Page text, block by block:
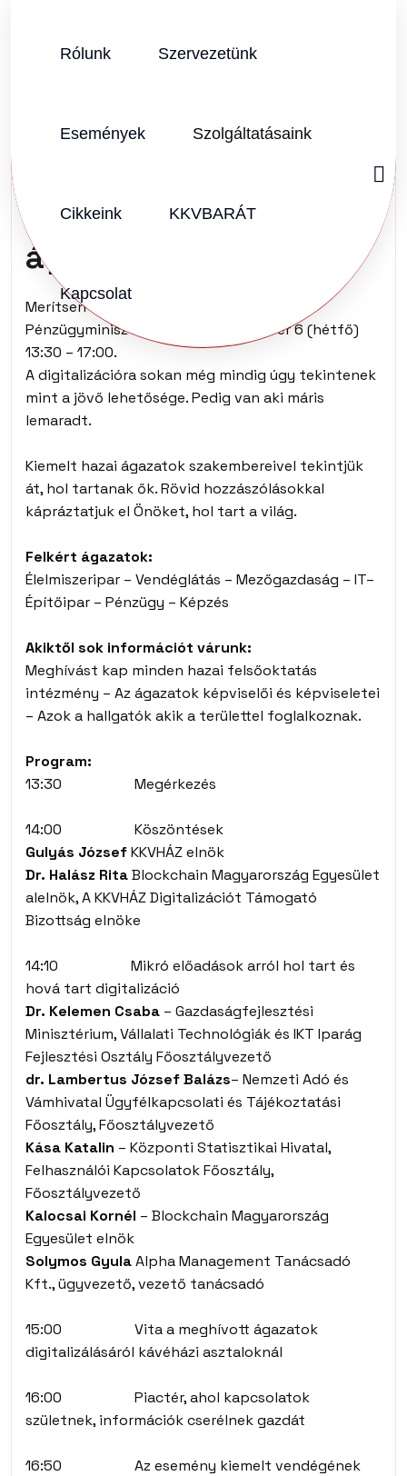
Rólunk Szervezetünk
Események Szolgáltatásaink
Cikkeink KKVBARÁT
Kapcsolat
2023.10.12. Vélemény (2)
digitalizációt egyes
ágazatok?
Merítsen ötleteket, és csodálkozzon!
Pénzügyminisztérium 2023. november 6 (hétfő)
13:30 – 17:00.
A digitalizációra sokan még mindig úgy tekintenek
mint a jövő lehetősége. Pedig van aki máris
lemaradt.
Kiemelt hazai ágazatok szakembereivel tekintjük
át, hol tartanak ők. Rövid hozzászólásokkal
kápráztatjuk el Önöket, hol tart a világ.
Felkért ágazatok:
Élelmiszeripar – Vendéglátás – Mezőgazdaság – IT–
Építőipar – Pénzügy – Képzés
Akiktől sok információt várunk:
Meghívást kap minden hazai felsőoktatás
intézmény – Az ágazatok képviselői és képviseletei
– Azok a hallgatók akik a területtel foglalkoznak.
Program:
13:30 Megérkezés
14:00 Köszöntések
Gulyás JózsefKKVHÁZ elnök
Dr. Halász RitaBlockchain Magyarország Egyesület
alelnök, A KKVHÁZ Digitalizációt Támogató
Bizottság elnöke
14:10 Mikró előadások arról hol tart és
hová tart digitalizáció
Dr. Kelemen Csaba – Gazdaságfejlesztési
Minisztérium, Vállalati Technológiák és IKT Iparág
Fejlesztési Osztály Főosztályvezető
dr. Lambertus József Balázs– Nemzeti Adó és
Vámhivatal Ügyfélkapcsolati és Tájékoztatási
Főosztály, Főosztályvezető
Kása Katalin – Központi Statisztikai Hivatal,
Felhasználói Kapcsolatok Főosztály,
Főosztályvezető
Kalocsai Kornél – Blockchain Magyarország
Egyesület elnök
Solymos GyulaAlpha Management Tanácsadó
Kft., ügyvezető, vezető tanácsadó
15:00 Vita a meghívott ágazatok
digitalizálásáról kávéházi asztaloknál
16:00 Piactér, ahol kapcsolatok
születnek, információk cserélnek gazdát
16:50 Az esemény kiemelt vendégének